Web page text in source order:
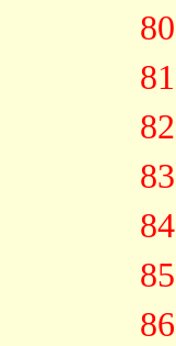
80
81
82
83
84
85
86